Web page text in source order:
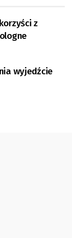
z
wyjedźcie